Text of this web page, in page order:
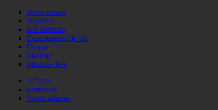
Anniversaire
Baptême
Bar Mitzvah
Enterrements de vie
Groupe
Mariage
Musique live
Affaires
Seminaire
Repas affaires